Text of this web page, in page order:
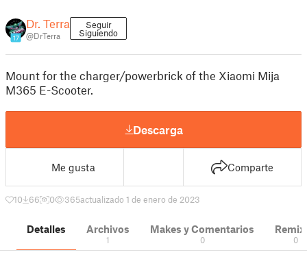
17
Dr. Terra
@DrTerra
Seguir
Siguiendo
Mount for the charger/powerbrick of the Xiaomi Mija
M365 E-Scooter.
Descarga
Me gusta Comparte
10 66 0 365actualizado 1 de enero de 2023
Detalles Archivos
1
Makes y Comentarios
0 0